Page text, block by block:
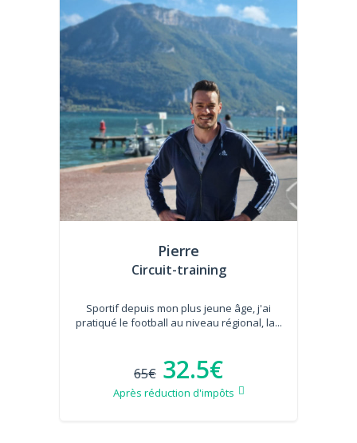
Pierre
Circuit-training
Sportif depuis mon plus jeune âge, j'ai
pratiqué le football au niveau régional, la...
65€ 32.5€
Après réduction d'impôts